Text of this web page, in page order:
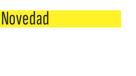
Novedad